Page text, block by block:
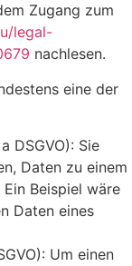
Zugang zum
legal-
nachlesen.
eine der
DSGVO): Sie
Daten zu einem
Beispiel wäre
Daten eines
Um einen